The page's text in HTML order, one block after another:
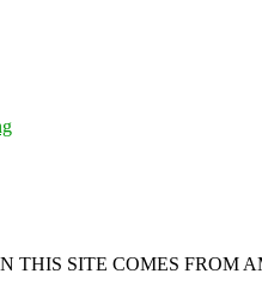
THIS SITE COMES FROM